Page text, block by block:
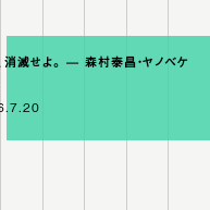
消滅せよ。 — 森村泰昌・ヤノベケ